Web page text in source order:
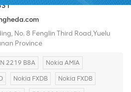
​​e entrega pontual.
No. 8 Fenglin Third Road,Yuelu
Province
2219 B8A Nokia AMIA
Nokia FXDB Nokia FXDB